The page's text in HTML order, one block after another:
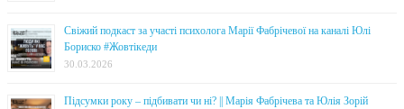
Свіжий подкаст за участі психолога Марії Фабрічевої на каналі Юлі
Бориско #Жовтікеди
30.03.2026
Підсумки року – підбивати чи ні? || Марія Фабрічева та Юлія Зорій